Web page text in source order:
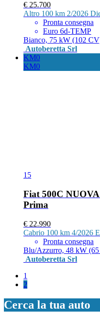
€ 25.700
Altro 100 km 2/2026
Pronta consegna
Euro 6d-TEMP
Bianco, 75 kW (102
Autoberetta Srl
KM0
KM0
15
Fiat 500C
Prima
€ 22.990
Cabrio 100 km 4/2026
Pronta consegna
Blu/Azzurro, 48 kW
Autoberetta Srl
1
2
Cerca la tua auto